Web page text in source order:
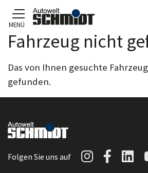
Zum Hauptinhalt
MENÜ
Fahrzeug nicht
Das von Ihnen gesuchte
gefunden.
Folgen Sie uns auf Autowelt